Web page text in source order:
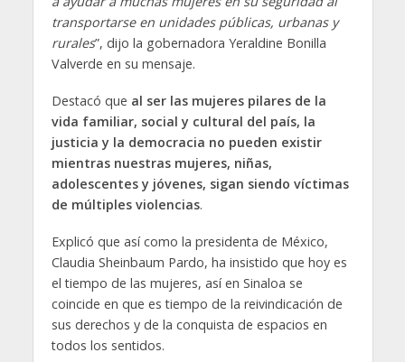
transportarse en unidades públicas, urbanas y
rurales”, dijo la gobernadora Yeraldine Bonilla
Valverde en su mensaje.
Destacó que al ser las mujeres pilares de la
vida familiar, social y cultural del país, la
justicia y la democracia no pueden existir
mientras nuestras mujeres, niñas,
adolescentes y jóvenes, sigan siendo víctimas
de múltiples violencias.
Explicó que así como la presidenta de México,
Claudia Sheinbaum Pardo, ha insistido que hoy es
el tiempo de las mujeres, así en Sinaloa se
coincide en que es tiempo de la reivindicación de
sus derechos y de la conquista de espacios en
todos los sentidos.